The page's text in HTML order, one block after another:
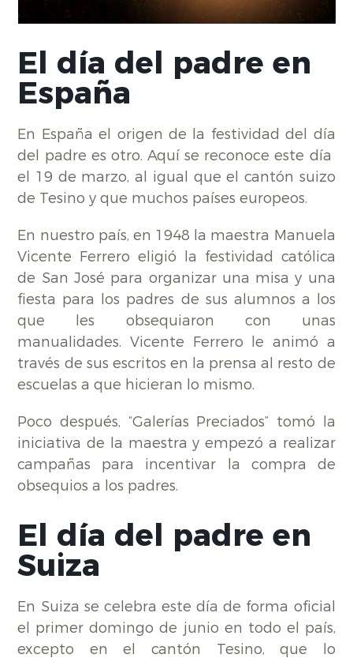
El día del padre en
España
En España el origen de la festividad del día
del padre es otro. Aquí se reconoce este día
el 19 de marzo, al igual que el cantón suizo
de Tesino y que muchos países europeos.
En nuestro país, en 1948 la maestra Manuela
Vicente Ferrero eligió la festividad católica
de San José para organizar una misa y una
fiesta para los padres de sus alumnos a los
que les obsequiaron con unas
manualidades. Vicente Ferrero le animó a
través de sus escritos en la prensa al resto de
escuelas a que hicieran lo mismo.
Poco después, “Galerías Preciados” tomó la
iniciativa de la maestra y empezó a realizar
campañas para incentivar la compra de
obsequios a los padres.
El día del padre en
Suiza
En Suiza se celebra este día de forma oficial
el primer domingo de junio en todo el país,
excepto en el cantón Tesino, que lo